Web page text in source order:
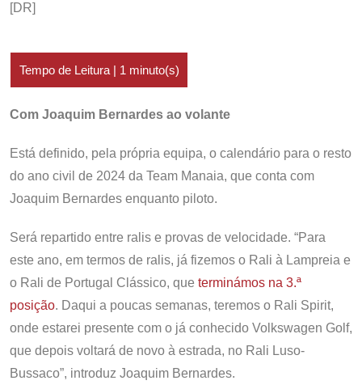
[DR]
Com Joaquim Bernardes ao volante
Está definido, pela própria equipa, o calendário para o resto
do ano civil de 2024 da Team Manaia, que conta com
Joaquim Bernardes enquanto piloto.
Será repartido entre ralis e provas de velocidade. “Para
este ano, em termos de ralis, já fizemos o Rali à Lampreia e
o Rali de Portugal Clássico, que terminámos na 3.ª
posição. Daqui a poucas semanas, teremos o Rali Spirit,
onde estarei presente com o já conhecido Volkswagen Golf,
que depois voltará de novo à estrada, no Rali Luso-
Bussaco”, introduz Joaquim Bernardes.